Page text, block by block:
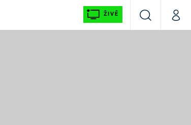
ŽIVĚ
VyhledáváníMůj